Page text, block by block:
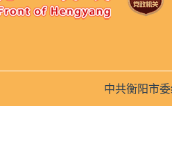
中共衡阳市